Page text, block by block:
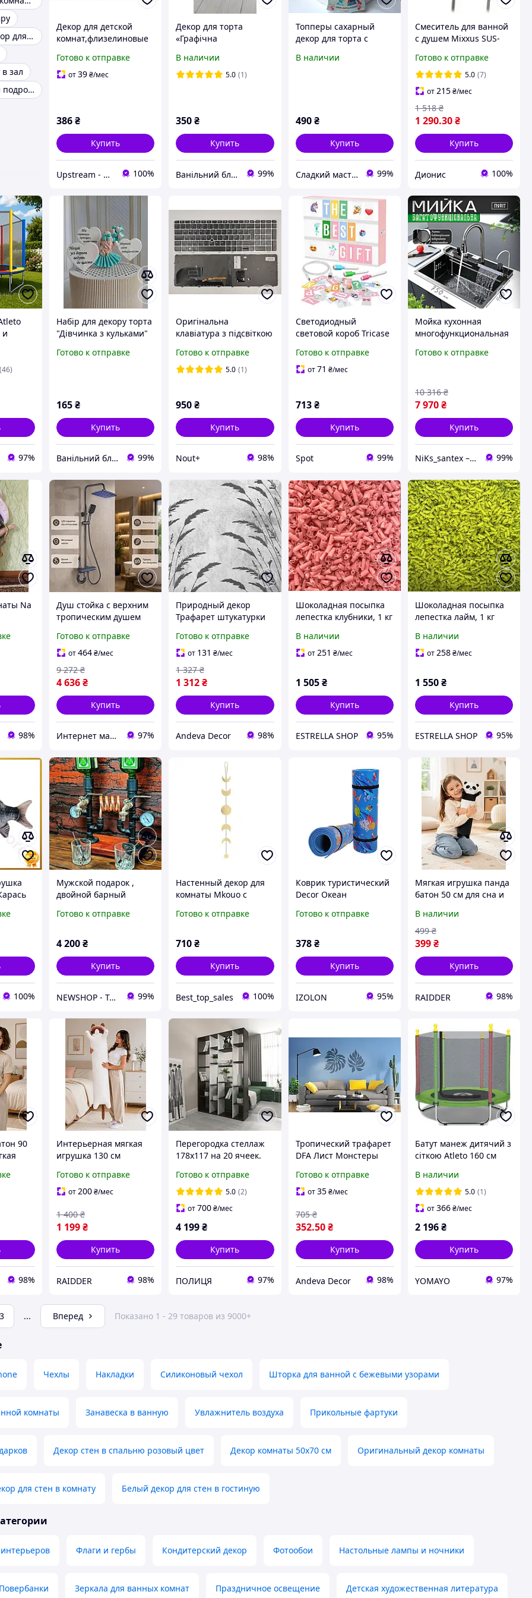
Настенный декор для спальни
зал
Декор комнаты подростка
Декор для детской
комнат,флизелиновые
"Детская карта мира"
Готово к отправке
от39₴/мес
386₴
Купить
Upstream - интернет-магазин домашнего декора 100%
Декор для торта
«Графічна
їстівних квітів з
контурним малюнком
В наличии
5.0 (1)
350₴
Купить
Ванільний блиск для кондитера 99%
Топперы сахарный
декор для торта с
(Холодное сердце)
В наличии
490 ₴
Купить
Сладкий мастер 99%
Смеситель для ванной
с душем Mixxus SUS-
сталь
Готово к отправке
5.0 (7)
от215₴/мес
1 290.30₴
1 518 ₴
Купить
Дионис 100%
и
(46)
97%
Набір для декору торта
"Дівчинка з кульками"
Готово к отправке
165₴
Купить
Ванільний блиск для кондитера 99%
Оригінальна
клавіатура з підсвіткою
EliteBook 850 G3 G4 HP
ZBook 15 G3 15U G3 17
Готово к отправке
5.0 (1)
950₴
Купить
Nout+ 98%
Светодиодный
световой короб Tricase
3 маркерами USB
подсветка для декора
Готово к отправке
от71 ₴/мес
713 ₴
Купить
Spot 99%
Мойка кухонная
многофункциональная
Graphite для кухни со
нержавеющей стали
Готово к отправке
7 970₴
10 316 ₴
Купить
NiKs_santex – интернет-магазин сантехники 99%
Na
98%
Душ стойка с верхним
тропическим душем
системы для ванной
комнаты колонны для
ванны
Готово к отправке
от464₴/мес
4 636₴
9 272 ₴
Купить
Интернет магазин "Eleven" 97%
Природный декор
Трафарет штукатурки
растительный рисунок
для стен 0.3-1 мм
(P00124)
Готово к отправке
от 131 ₴/мес
1 312₴
1 327 ₴
Купить
Andeva Decor 98%
Шоколадная посыпка
лепестка клубники, 1 кг
В наличии
от251 ₴/мес
1 505 ₴
Купить
ESTRELLA SHOP 95%
Шоколадная посыпка
лепестка лайм, 1 кг
В наличии
от258₴/мес
1 550₴
Купить
ESTRELLA SHOP 95%
100%
Мужской подарок ,
двойной барный
Наливатор
подарок Декор для
Бара
Готово к отправке
4 200₴
Купить
NEWSHOP - Товары для пикника 99%
Настенный декор для
комнаты Mkouo с
Готово к отправке
710₴
Купить
Best_top_sales 100%
Коврик туристический
Decor Океан
декоративный с
мягкий
Готово к отправке
378 ₴
Купить
IZOLON 95%
Мягкая игрушка панда
батон 50 см для сна и
подушка антистресс
для детей и декора
детской комнаты
(R9031)
В наличии
399₴
499 ₴
Купить
RAIDDER 98%
90
и
98%
Интерьерная мягкая
игрушка 130 см
подушка обнимашка
для сна отдыха релакса
(R9047)
Готово к отправке
от200₴/мес
1 199₴
1 400 ₴
Купить
RAIDDER 98%
Перегородка стеллаж
178х117 на 20 ячеек.
офисный шкаф,
разделитель стенка в
зал
Готово к отправке
5.0 (2)
от700₴/мес
4 199₴
Купить
ПОЛИЦЯ 97%
Тропический трафарет
DFA Лист Монстеры
для декора интерьера
штукатуркой или
(P00031)
Готово к отправке
от35 ₴/мес
352.50 ₴
705 ₴
Купить
Andeva Decor 98%
Батут манеж дитячий з
сіткою Atleto 160 см
В наличии
5.0 (1)
от366₴/мес
2 196₴
Купить
YOMAYO 97%
3 ... Вперед Показано 1 - 29 товаров из 9000+
Чехлы Накладки Силиконовый чехол Шторка для ванной с бежевыми узорами
комнаты Занавеска в ванную Увлажнитель воздуха Прикольные фартуки
Декор стен в спальню розовый цвет Декор комнаты 50х70 см Оригинальный декор комнаты
для стен в комнату Белый декор для стен в гостиную
интерьеров Флаги и гербы Кондитерский декор Фотообои Настольные лампы и ночники
Повербанки Зеркала для ванных комнат Праздничное освещение Детская художественная литература